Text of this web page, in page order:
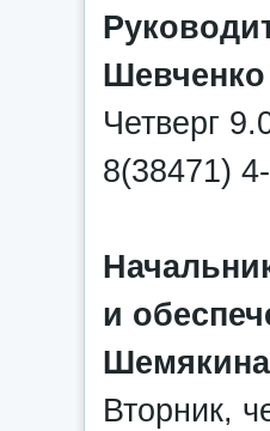
Четверг
8(38471)
и
Вторник,